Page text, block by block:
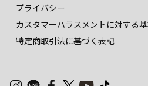
プライバシー
カスタマーハラスメントに対する
特定商取引法に基づく表記